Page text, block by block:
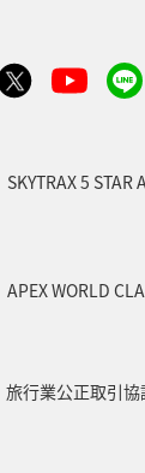
SKYTRAX 5 STAR
APEX WORLD
旅行業公正取引協